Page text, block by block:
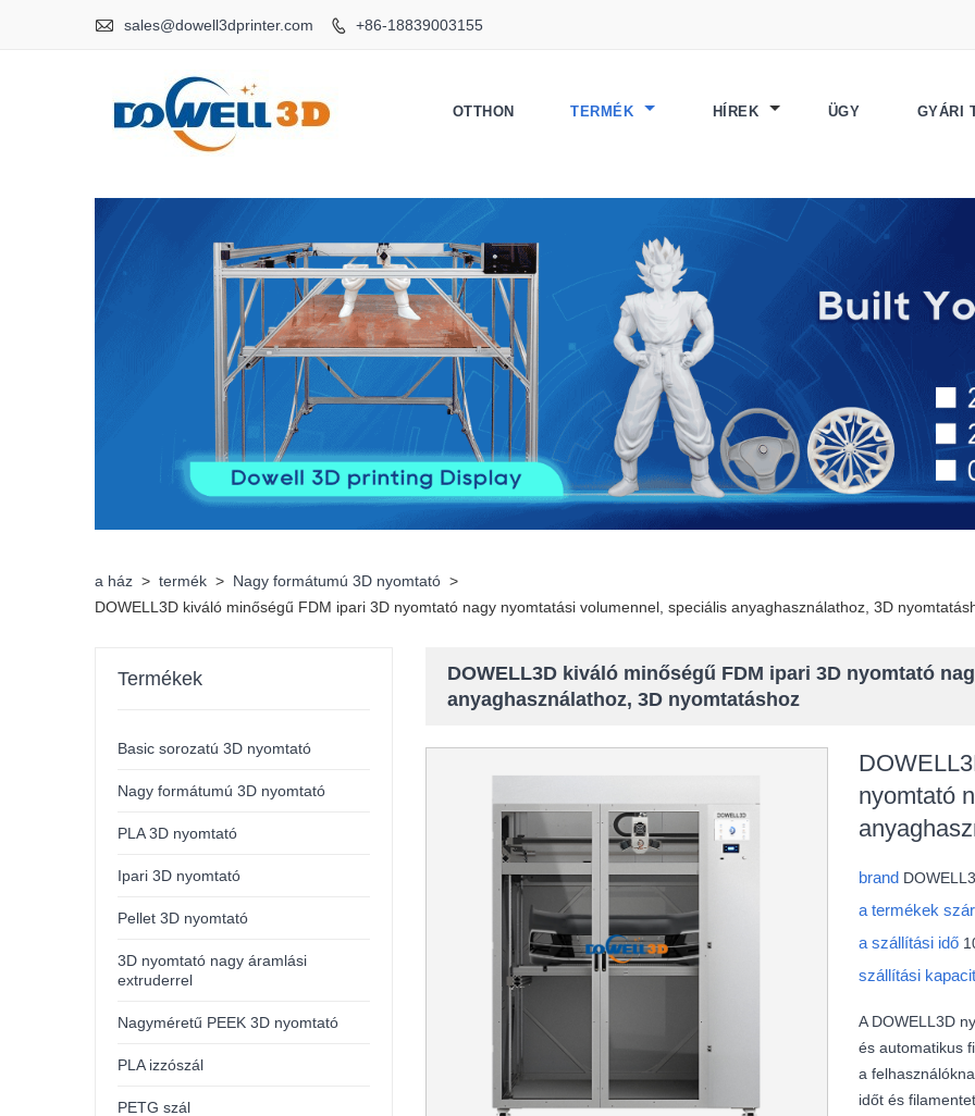
 sales@dowell3dprinter.com  +86-18839003155
OTTHON TERMÉK HÍREK ÜGY GYÁRI
a ház > termék > Nagy formátumú 3D nyomtató >
DOWELL3D kiváló minőségű FDM ipari 3D nyomtató nagy nyomtatási volumennel, speciális anyaghasználathoz, 3D
DOWELL3D kiváló minőségű FDM ipari 3D nyomtató
anyaghasználathoz, 3D nyomtatáshoz
nyomtató
brand
a termékek
a szállítási idő
szállítási
A DOWELL3D
és automatikus
a
időt és
Termékek
Basic sorozatú 3D nyomtató
Nagy formátumú 3D nyomtató
PLA 3D nyomtató
Ipari 3D nyomtató
Pellet 3D nyomtató
3D nyomtató nagy áramlási
extruderrel
Nagyméretű PEEK 3D nyomtató
PLA izzószál
PETG szál